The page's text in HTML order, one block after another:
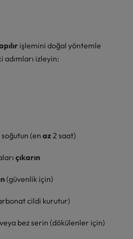
işlemini doğal yöntemle
adımları izleyin:
soğutun (en az 2 saat)
çıkarın
(güvenlik için)
cildi kurutur)
bez serin (dökülenler için)